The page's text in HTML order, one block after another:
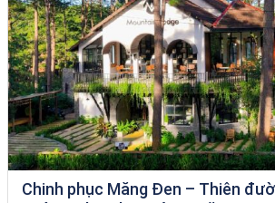
Chinh phục Măng Đen – Thiên